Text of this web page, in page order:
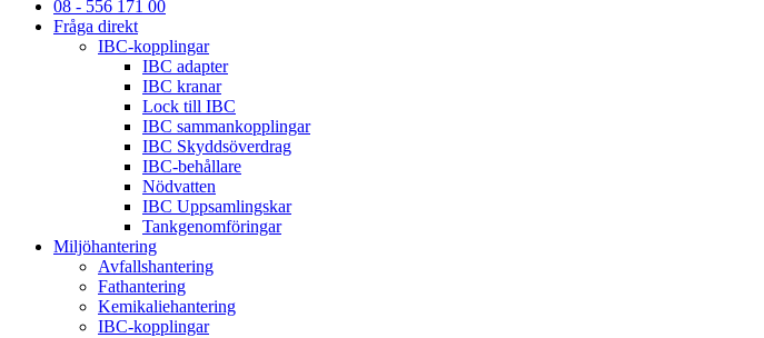
08 - 556 171 00
Fråga direkt
IBC-kopplingar
IBC adapter
IBC kranar
Lock till IBC
IBC sammankopplingar
IBC Skyddsöverdrag
IBC-behållare
Nödvatten
IBC Uppsamlingskar
Tankgenomföringar
Miljöhantering
Avfallshantering
Fathantering
Kemikaliehantering
IBC-kopplingar